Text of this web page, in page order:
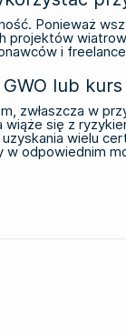
Ponieważ
i
lub kurs
zwłaszcza w
się z
wielu
w odpowiednim